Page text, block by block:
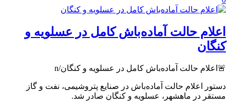
اعلام حالت آماده‌باش کامل در عسلویه و
کنگان
🚨اعلام حالت آماده‌باش کامل در عسلویه و کنگان/n
دستور اعلام حالت آماده‌باش در صنایع پتروشیمی، نفت و گاز
مستقر در ماهشهر، عسلویه و کنگان صادر شد.